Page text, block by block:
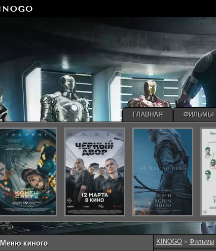
KINOGO » Фильмы
Меню киного
ГЛАВНАЯ ФИЛЬМЫ